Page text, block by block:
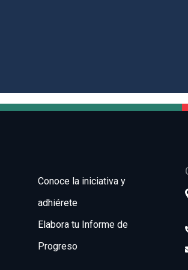
Conoce la iniciativa y
adhiérete
Elabora tu Informe de
Progreso